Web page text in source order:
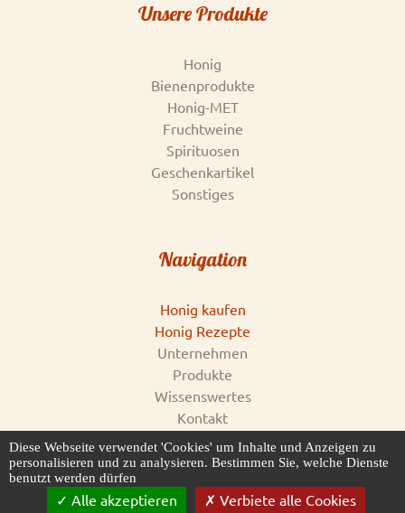
Unsere Produkte
Honig
Bienenprodukte
Honig-MET
Fruchtweine
Spirituosen
Geschenkartikel
Sonstiges
Navigation
Honig kaufen
Honig Rezepte
Unternehmen
Produkte
Wissenswertes
Kontakt
Impressum
AGB & Datenschutz
Honigankauf
Diese Webseite verwendet 'Cookies' um Inhalte und Anzeigen zu
personalisieren und zu analysieren. Bestimmen Sie, welche Dienste
benutzt werden dürfen
Alle akzeptieren Verbiete alle Cookies